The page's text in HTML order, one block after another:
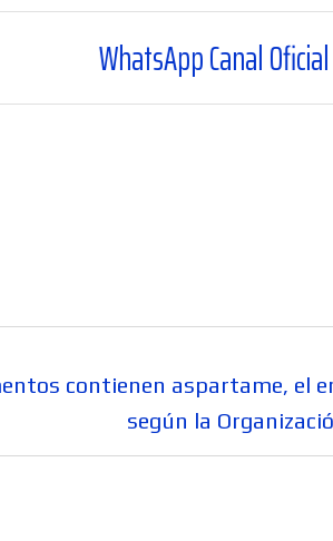
Canal Oficial
contienen aspartame, el
según la